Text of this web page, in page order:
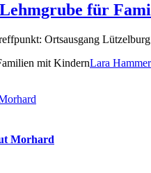
für
Ortsausgang
mit KindernLara Hammer
Morhard